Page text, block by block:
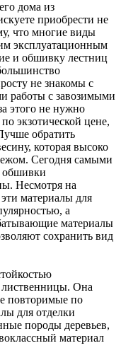
дома из
приобрести не
что многие виды
эксплуатационным
и обшивку лестниц
не знакомы с
работы с завозимыми
этого не нужно
экзотической цене,
обратить
которая высоко
Сегодня самыми
обшивки
Несмотря на
материалы для
а
материалы
сохранить вид
лиственницы. Она
повторимые по
для отделки
породы деревьев,
материал